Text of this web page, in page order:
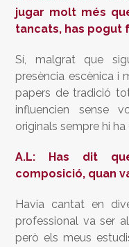
jugar molt més
tancats, has pogut
Sí, malgrat que
presència escènica i
papers de tradició
influencien sense
originals sempre hi
A.L: Has dit
composició, quan
Havia cantat en
professional va ser
però els meus